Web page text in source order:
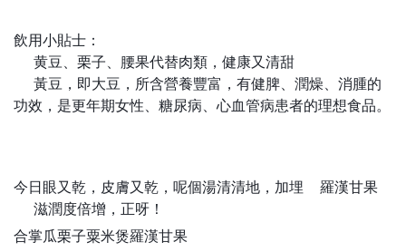
飲用小貼士：
黄豆、栗子、腰果代替肉類，健康又清甜
黃豆，即大豆，所含營養豐富，有健脾、潤燥、消腫的
功效，是更年期女性、糖尿病、心血管病患者的理想食品。
今日眼又乾，皮膚又乾，呢個湯清清地，加埋
羅漢甘果
滋潤度倍增，正呀！
合掌瓜栗子粟米煲羅漢甘果